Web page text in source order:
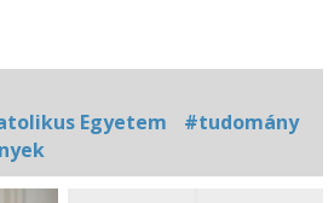
Egyetem
#tudomány